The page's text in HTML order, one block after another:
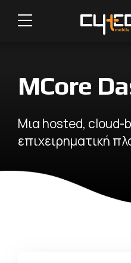
MCore
Μια hosted, cloud-
επιχειρηματική